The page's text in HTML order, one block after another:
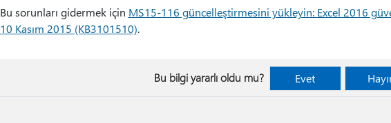
Bu sorunları gidermek için MS15-116 güncelleştirmesini yükleyin: Excel 2016
10 Kasım 2015 (KB3101510).
Bu bilgi yararlı oldu mu? Evet